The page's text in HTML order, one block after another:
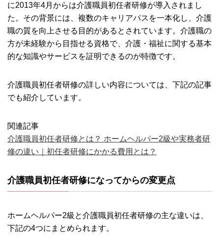
に2013年4月からは介護職員初任者研修が導入されまし
た。その背景には、複数のキャリアパスを一本化し、介護
職の質を向上させる目的があるとされています。介護職の
方が未経験から目指せる資格で、介護・福祉に関する基本
的な知識やサービスを証明できるのが特徴です。
介護職員初任者研修の詳しい内容については、下記の記事
でも紹介しています。
関連記事
介護職員初任者研修とは？ ホームヘルパー2級や実務者研
修の違い｜初任者研修にかかる費用とは？
介護職員初任者研修になってからの変更点
ホームヘルパー2級と介護職員初任者研修の主な違いは、
下記の4つにまとめられます。